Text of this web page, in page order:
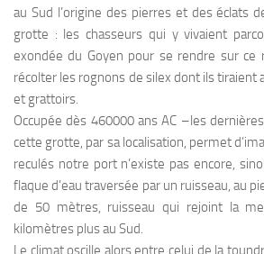
au Sud l’origine des pierres et des éclats
grotte : les chasseurs qui y vivaient
exondée du Goyen pour se rendre sur ce
récolter les rognons de silex dont ils tiraient
et grattoirs.
Occupée dès 460000 ans AC –les
cette grotte, par sa localisation, permet
reculés notre port n’existe pas encore,
flaque d’eau traversée par un ruisseau, au
de 50 mètres, ruisseau qui rejoint la
kilomètres plus au Sud.
Le climat oscille alors entre celui de la